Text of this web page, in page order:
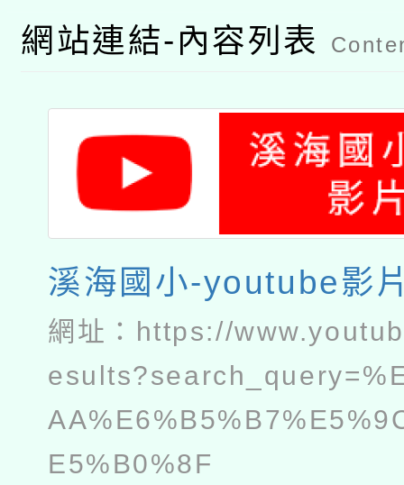
業技術研究院辦理「
動」
115年8月22日(星期六
開 智慧啟航」
2026年桃園地景藝術
「2026桃園藝術巡演
關事宜
網站連結-內容列表
溪海國小-youtube影
網址：
https://
E5%B0%8F